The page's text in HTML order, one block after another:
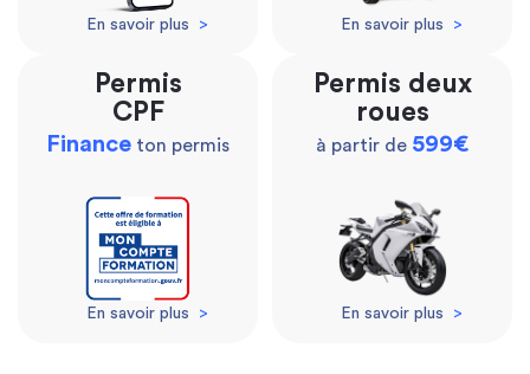
En savoir plus > En savoir plus >
Permis
CPF
Finance ton permis
En savoir plus >
Permis deux
roues
à partir de 599€
En savoir plus >